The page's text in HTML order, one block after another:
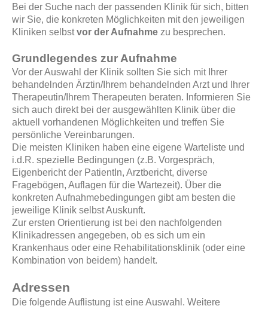
Bei der Suche nach der passenden Klinik für sich, bitten
wir Sie, die konkreten Möglichkeiten mit den jeweiligen
Kliniken selbstvor der Aufnahme zu besprechen.
Grundlegendes zur Aufnahme
Vor der Auswahl der Klinik sollten Sie sich mit Ihrer
behandelnden Ärztin/Ihrem behandelnden Arzt und Ihrer
Therapeutin/Ihrem Therapeuten beraten. Informieren Sie
sich auch direkt bei der ausgewählten Klinik über die
aktuell vorhandenen Möglichkeiten und treffen Sie
persönliche Vereinbarungen.
Die meisten Kliniken haben eine eigene Warteliste und
i.d.R. spezielle Bedingungen (z.B. Vorgespräch,
Eigenbericht der PatientIn, Arztbericht, diverse
Fragebögen, Auflagen für die Wartezeit). Über die
konkreten Aufnahmebedingungen gibt am besten die
jeweilige Klinik selbst Auskunft.
Zur ersten Orientierung ist bei den nachfolgenden
Klinikadressen angegeben, ob es sich um ein
Krankenhaus oder eine Rehabilitationsklinik (oder eine
Kombination von beidem) handelt.
Adressen
Die folgende Auflistung ist eine Auswahl. Weitere